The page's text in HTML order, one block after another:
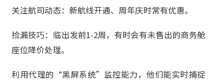
关注航司动态：新航线开通、周年庆时常有优惠。
捡漏技巧：临出发前1-2周，有时会有未售出的商务舱
座位降价处理。
利用代理的“黑屏系统”监控能力，他们能实时捕捉